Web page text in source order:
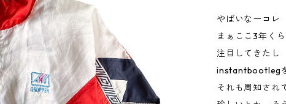
やばいなーコレ
まぁここ3年く
注目してきたし
instantbootleg
それも周知され